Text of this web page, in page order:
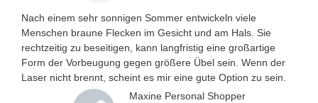
Nach einem sehr sonnigen Sommer entwickeln viele
Menschen braune Flecken im Gesicht und am Hals. Sie
rechtzeitig zu beseitigen, kann langfristig eine großartige
Form der Vorbeugung gegen größere Übel sein. Wenn der
Laser nicht brennt, scheint es mir eine gute Option zu sein.
Maxine Personal Shopper